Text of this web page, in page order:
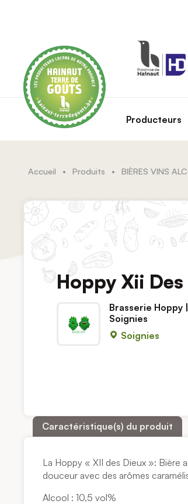
Producteurs
Accueil • Produits • BIÈRES VINS
Hoppy Xii
Brasserie Hoppy
Soignies
Soignies
Caractéristique(s) du produit
La Hoppy « XII des Dieux »: Bière
douceur avec des arômes
Alcool : 10,5 vol%